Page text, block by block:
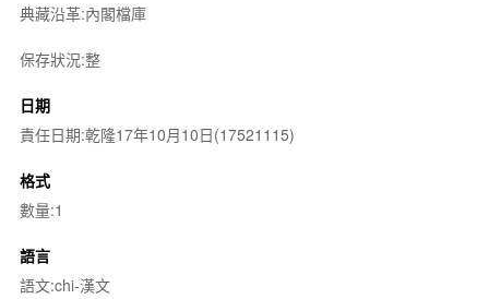
典藏沿革:內閣檔庫
保存狀況:整
日期
責任日期:乾隆17年10月10日(17521115)
格式
數量:1
語言
語文:chi-漢文